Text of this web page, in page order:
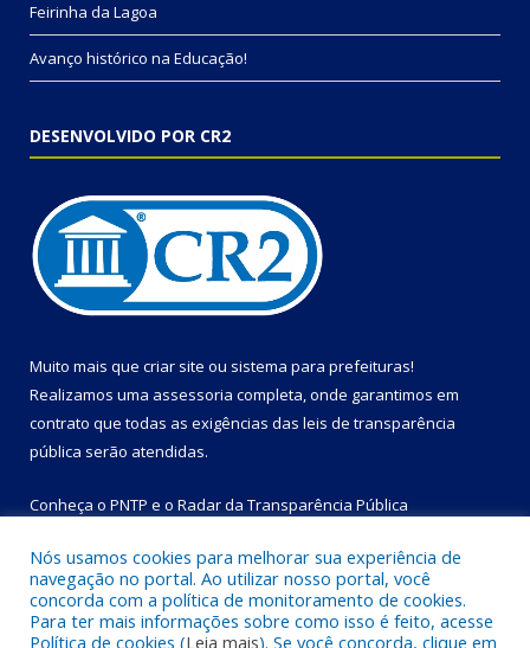
Feirinha da Lagoa
Avanço histórico na Educação!
DESENVOLVIDO POR CR2
Muito mais que criar site ou sistema para prefeituras!
Realizamos uma assessoria completa, onde garantimos em
contrato que todas as exigências das leis de transparência
pública serão atendidas.
Conheça o PNTP e o Radar da Transparência Pública
Todos os direitos reservados a Prefeitura Municipal de Bom
Nós usamos cookies para melhorar sua experiência de
navegação no portal. Ao utilizar nosso portal, você
concorda com a política de monitoramento de cookies.
Para ter mais informações sobre como isso é feito, acesse
Política de cookies (Leia mais). Se você concorda, clique em